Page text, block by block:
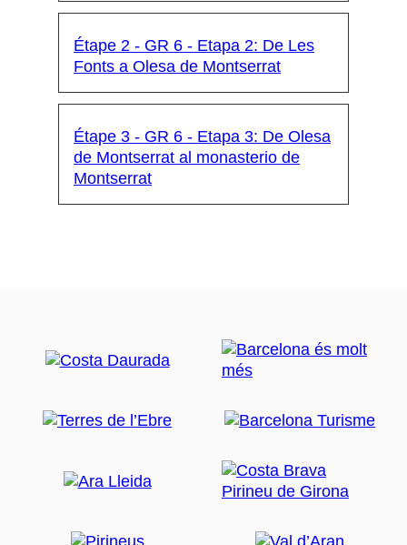
Étape 2 - GR 6 - Etapa 2: De Les
Fonts a Olesa de Montserrat
Étape 3 - GR 6 - Etapa 3: De Olesa
de Montserrat al monasterio de
Montserrat